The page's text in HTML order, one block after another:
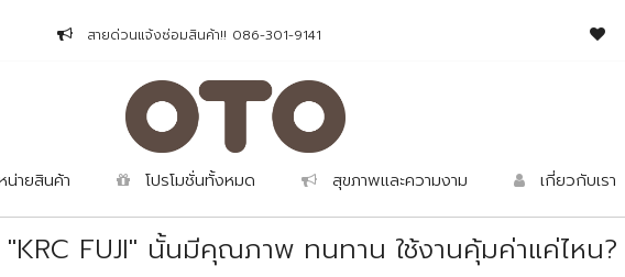
สายด่วนแจ้งซ่อมสินค้า!! 086-301-9141
น่ายสินค้า โปรโมชั่นทั้งหมด สุขภาพและความงาม เกี่ยวกับเรา
FUJI" นั้นมีคุณภาพ ทนทาน ใช้งานคุ้มค่าแค่ไหน?